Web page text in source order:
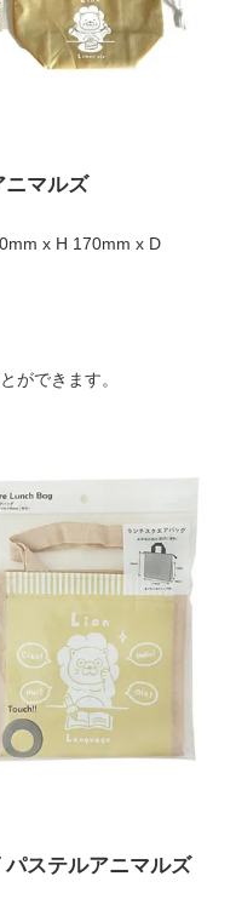
ニマルズ
x H 170mm x D
ができます。
ステルアニマルズ